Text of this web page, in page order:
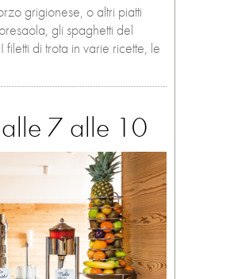
grigionese, o altri piatti
gli spaghetti del
di trota in varie ricette, le
7 alle 10